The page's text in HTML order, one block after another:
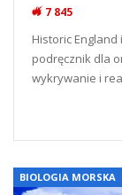
7 845
Historic
podręcznik dla
wykrywanie i
BIOLOGIA MORSKA